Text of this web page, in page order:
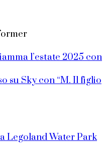
l’estate 2025 con
su Sky con “M. Il figlio